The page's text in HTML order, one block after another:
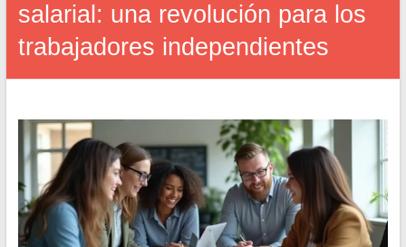
salarial: una revolución para los
trabajadores independientes